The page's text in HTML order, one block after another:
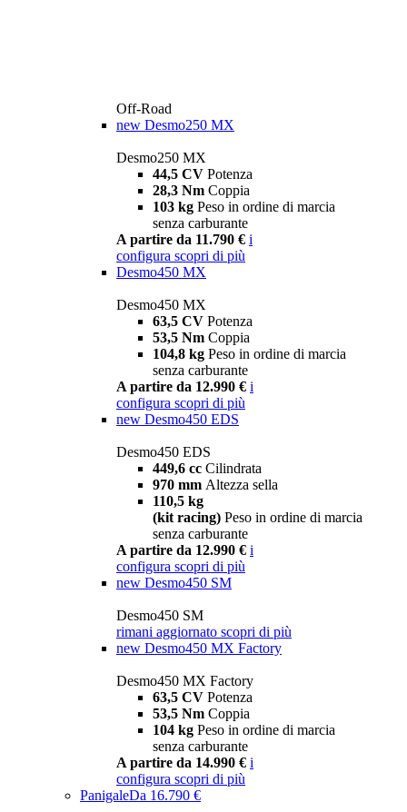
Off-Road
new Desmo250 MX
Desmo250 MX
44,5 CV Potenza
28,3 Nm Coppia
103 kg Peso in ordine di marcia
senza carburante
A partire da 11.790 € i
configura scopri di più
Desmo450 MX
Desmo450 MX
63,5 CV Potenza
53,5 Nm Coppia
104,8 kg Peso in ordine di marcia
senza carburante
A partire da 12.990 € i
configura scopri di più
new Desmo450 EDS
Desmo450 EDS
449,6 cc Cilindrata
970 mm Altezza sella
110,5 kg
(kit racing) Peso in ordine di marcia
senza carburante
A partire da 12.990 € i
configura scopri di più
new Desmo450 SM
Desmo450 SM
rimani aggiornato scopri di più
new Desmo450 MX Factory
Desmo450 MX Factory
63,5 CV Potenza
53,5 Nm Coppia
104 kg Peso in ordine di marcia
senza carburante
A partire da 14.990 € i
configura scopri di più
PanigaleDa 16.790 €